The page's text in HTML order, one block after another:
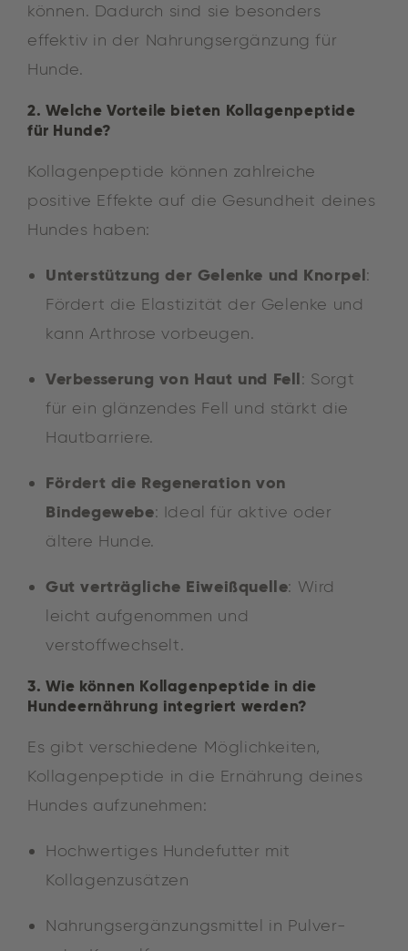
können. Dadurch sind sie besonders
effektiv in der Nahrungsergänzung für
Hunde.
2. Welche Vorteile bieten Kollagenpeptide
für Hunde?
Kollagenpeptide können zahlreiche
positive Effekte auf die Gesundheit deines
Hundes haben:
Unterstützung der Gelenke und Knorpel:
Fördert die Elastizität der Gelenke und
kann Arthrose vorbeugen.
Verbesserung von Haut und Fell: Sorgt
für ein glänzendes Fell und stärkt die
Hautbarriere.
Fördert die Regeneration von
Bindegewebe: Ideal für aktive oder
ältere Hunde.
Gut verträgliche Eiweißquelle: Wird
leicht aufgenommen und
verstoffwechselt.
3. Wie können Kollagenpeptide in die
Hundeernährung integriert werden?
Es gibt verschiedene Möglichkeiten,
Kollagenpeptide in die Ernährung deines
Hundes aufzunehmen:
Hochwertiges Hundefutter mit
Kollagenzusätzen
Nahrungsergänzungsmittel in Pulver-